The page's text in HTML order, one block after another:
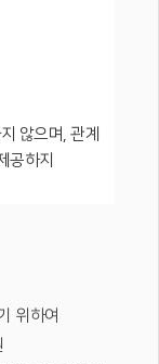
않으며, 관계
공하지
위하여